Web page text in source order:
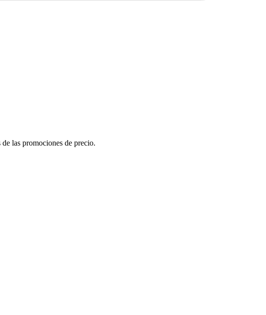
las promociones de precio.